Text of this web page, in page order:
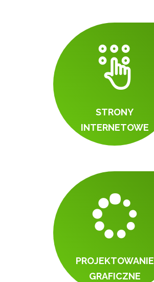
STRONY
INTERNETOWE
PROJEKTOWANIE
GRAFICZNE